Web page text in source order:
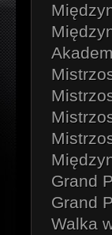
Grand
Grand
Walka